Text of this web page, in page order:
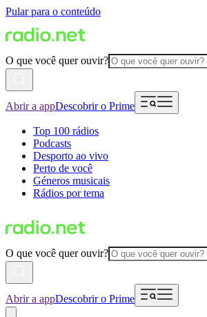
Pular para o conteúdo
O que você quer ouvir?
Abrir a appDescobrir o Prime
Top 100 rádios
Podcasts
Desporto ao vivo
Perto de você
Géneros musicais
Rádios por tema
O que você quer ouvir?
Abrir a appDescobrir o Prime